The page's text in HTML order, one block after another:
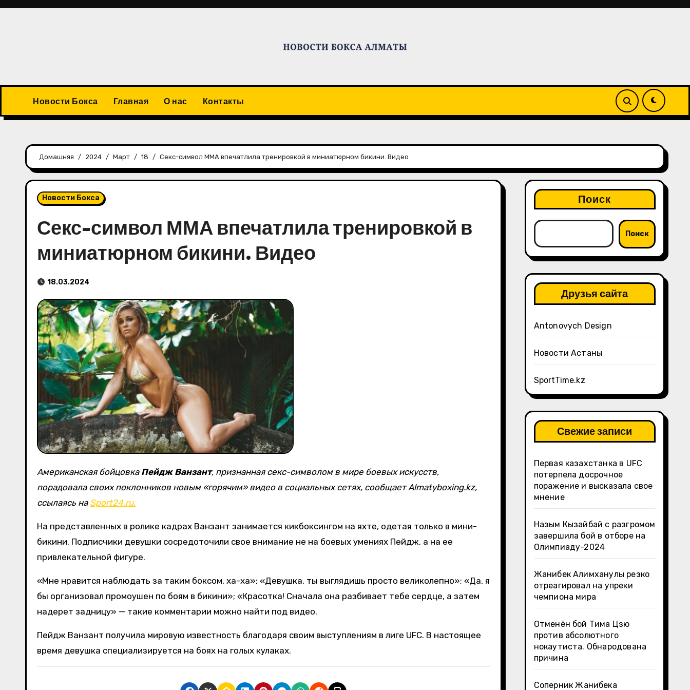
Перейти
Новости Бокса Главная О нас Контакты
Домашняя 2024 Март 18 Секс-символ ММА впечатлила тренировкой в миниатюрном бикини. Видео
Новости Бокса
Секс-символ ММА впечатлила тренировкой в
миниатюрном бикини. Видео
18.03.2024
Американская бойцовка Пейдж Ванзант, признанная секс-символом в мире боевых искусств,
порадовала своих поклонников новым «горячим» видео в социальных сетях, сообщает Almatyboxing.kz,
ссылаясь на Sport24.ru.
На представленных в ролике кадрах Ванзант занимается кикбоксингом на яхте, одетая только в мини-
бикини. Подписчики девушки сосредоточили свое внимание не на боевых умениях Пейдж, а на ее
привлекательной фигуре.
«Мне нравится наблюдать за таким боксом, ха-ха»; «Девушка, ты выглядишь просто великолепно»; «Да, я
бы организовал промоушен по боям в бикини»; «Красотка! Сначала она разбивает тебе сердце, а затем
надерет задницу» — такие комментарии можно найти под видео.
Пейдж Ванзант получила мировую известность благодаря своим выступлениям в лиге UFC. В настоящее
время девушка специализируется на боях на голых кулаках.
Поиск
Поиск
Друзья сайта
Antonovych Design
Новости Астаны
SportTime.kz
Свежие записи
Первая казахстанка в UFC
потерпела досрочное
поражение и высказала свое
мнение
Назым Кызайбай с разгромом
завершила бой в отборе на
Олимпиаду-2024
Жанибек Алимханулы резко
отреагировал на упреки
чемпиона мира
Отменён бой Тима Цзю
против абсолютного
нокаутиста. Обнародована
причина
Соперник Жанибека